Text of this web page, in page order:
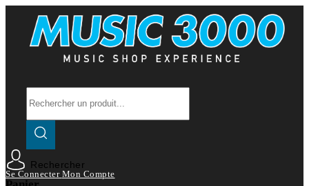
Rechercher
Se Connecter Mon Compte